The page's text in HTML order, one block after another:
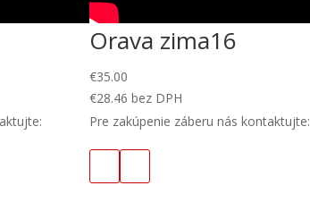
Orava zima16
€35.00
€28.46 bez DPH
Pre zakúpenie záberu nás kontaktujte: